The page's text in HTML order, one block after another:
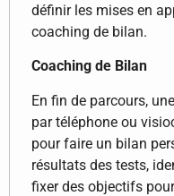
définir les mises en
coaching de bilan.
Coaching de Bilan
En fin de parcours,
par téléphone ou
pour faire un bilan
résultats des tests,
fixer des objectifs pour